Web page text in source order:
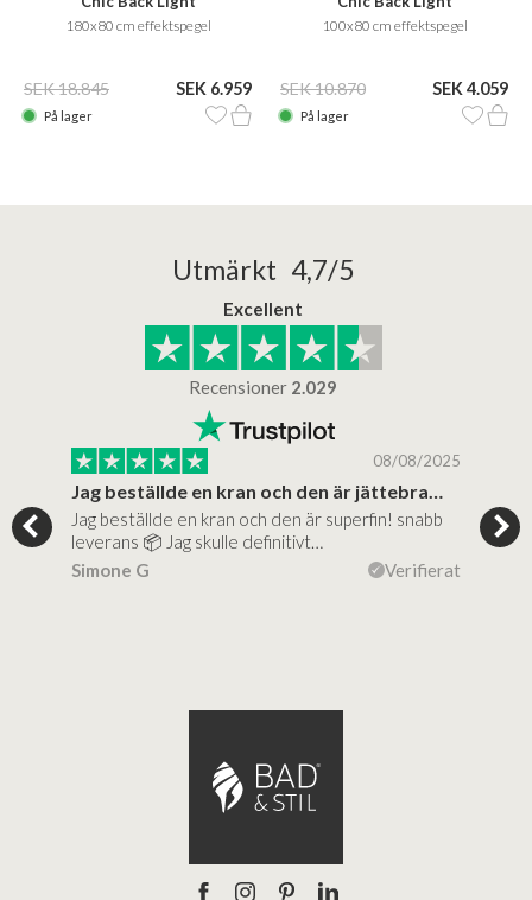
180x80 cm effektspegel
SEK 18.845 SEK 6.959
På lager
100x80 cm effektspegel
SEK 10.870 SEK 4.059
På lager
Utmärkt 4,7/5
Excellent
Recensioner 2.029
08/08/2025
Jag beställde en kran och den är jättebra…
Jag beställde en kran och den är superfin! snabb
leverans 📦 Jag skulle definitivt…
Simone G
Verifierat